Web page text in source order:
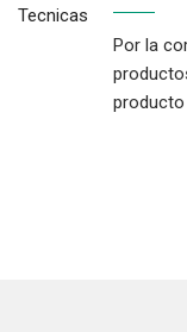
Por la
producto